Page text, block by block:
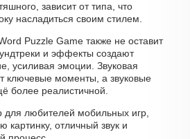
зависит от типа, что
насладиться своим стилем.
Puzzle Game также не оставит
и эффекты создают
усиливая эмоции. Звуковая
ключевые моменты, а звуковые
более реалистичной.
для любителей мобильных игр,
картинку, отличный звук и